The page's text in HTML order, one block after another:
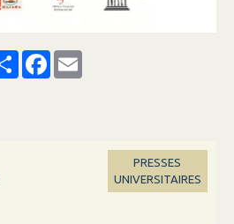
ShareFacebook
Email
PRESSES
UNIVERSITAIRES